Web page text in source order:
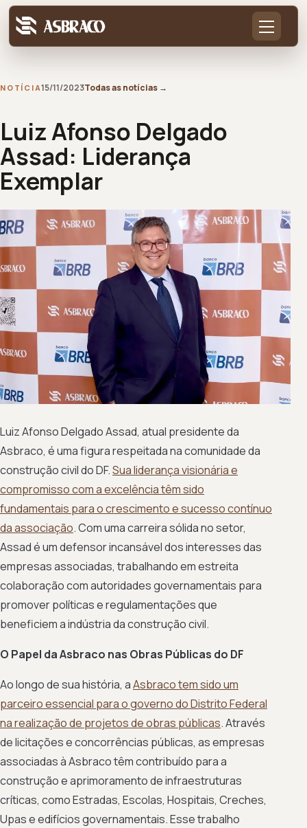
NOTÍCIA15/11/2023Todas as notícias →
Luiz Afonso Delgado
Assad: Liderança
Exemplar
Luiz Afonso Delgado Assad, atual presidente da
Asbraco, é uma figura respeitada na comunidade da
construção civil do DF.Sua liderança visionária e
compromisso com a excelência têm sido
fundamentais para o crescimento e sucesso contínuo
da associação. Com uma carreira sólida no setor,
Assad é um defensor incansável dos interesses das
empresas associadas, trabalhando em estreita
colaboração com autoridades governamentais para
promover políticas e regulamentações que
beneficiem a indústria da construção civil.
O Papel da Asbraco nas Obras Públicas do DF
Ao longo de sua história, aAsbraco tem sido um
parceiro essencial para o governo do Distrito Federal
na realização de projetos de obras públicas. Através
de licitações e concorrências públicas, as empresas
associadas à Asbraco têm contribuído para a
construção e aprimoramento de infraestruturas
críticas, como Estradas, Escolas, Hospitais, Creches,
Upas e edifícios governamentais. Esse trabalho